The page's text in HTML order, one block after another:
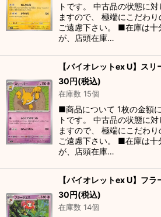
トです。 中古品の状態に
ますので、 極端にこだわ
ご遠慮下さい。 ■在庫は十
が、店頭在庫…
【バイオレットex U】ス
30円(税込)
在庫数 15個
■商品について 1枚の金額
トです。 中古品の状態に
ますので、 極端にこだわ
ご遠慮下さい。 ■在庫は十
が、店頭在庫…
【バイオレットex U】
30円(税込)
在庫数 14個